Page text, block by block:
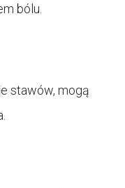
bólu.
stawów, mogą